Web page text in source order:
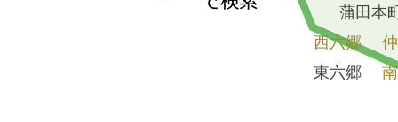
蒲田本
西六郷
東六郷